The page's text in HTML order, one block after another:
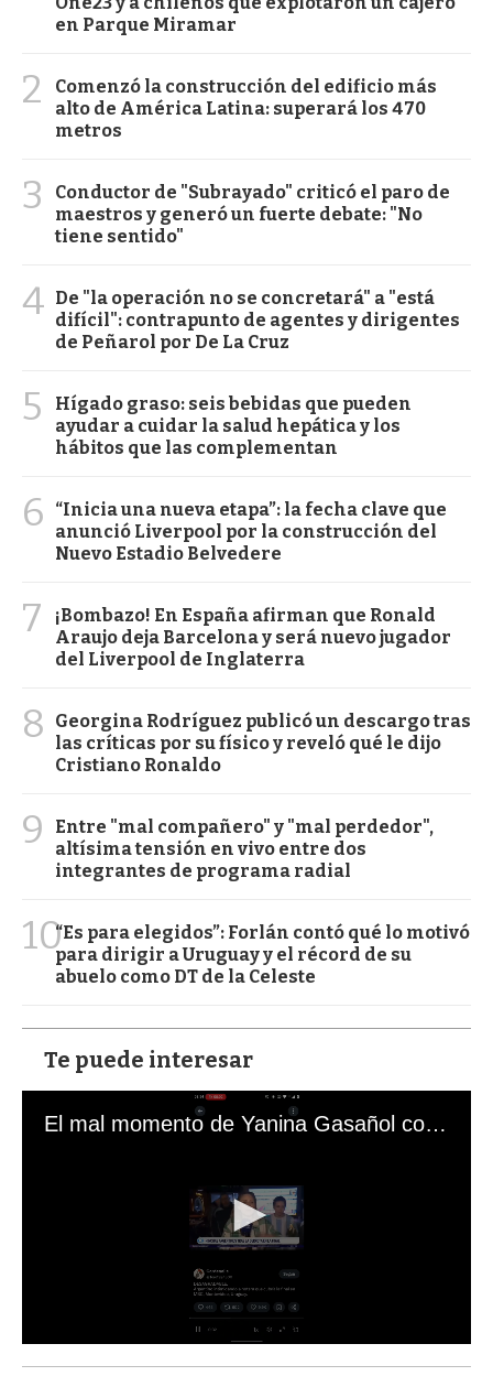
en Parque Miramar
2
Comenzó la construcción del edificio más
alto de América Latina: superará los 470
metros
3
Conductor de "Subrayado" criticó el paro de
maestros y generó un fuerte debate: "No
tiene sentido"
4 De "la operación no se concretará" a "está
difícil": contrapunto de agentes y dirigentes
de Peñarol por De La Cruz
5
Hígado graso: seis bebidas que pueden
ayudar a cuidar la salud hepática y los
hábitos que las complementan
6
“Inicia una nueva etapa”: la fecha clave que
anunció Liverpool por la construcción del
Nuevo Estadio Belvedere
7
¡Bombazo! En España afirman que Ronald
Araujo deja Barcelona y será nuevo jugador
del Liverpool de Inglaterra
8
Georgina Rodríguez publicó un descargo tras
las críticas por su físico y reveló qué le dijo
Cristiano Ronaldo
9
Entre "mal compañero" y "mal perdedor",
altísima tensión en vivo entre dos
integrantes de programa radial
10“Es para elegidos”: Forlán contó qué lo motivó
para dirigir a Uruguay y el récord de su
abuelo como DT de la Celeste
Te puede interesar
El mal momento de Yanina Gasañol con un hincha argentino en "Subrayado"
s